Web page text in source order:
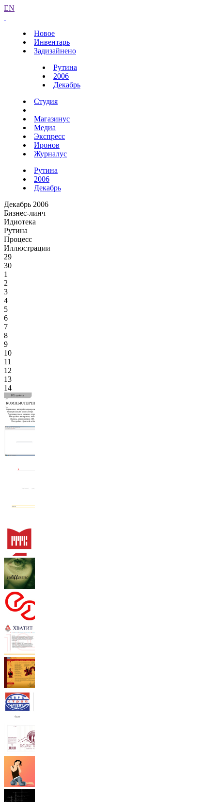
EN
Новое
Инвентарь
Задизайнено
Рутина
2006
Декабрь
Студия
Магазинус
Медиа
Экспресс
Иронов
Журналус
Рутина
2006
Декабрь
Декабрь 2006
Бизнес-линч
Идиотека
Рутина
Процесс
Иллюстрации
29
30
1
2
3
4
5
6
7
8
9
10
11
12
13
14